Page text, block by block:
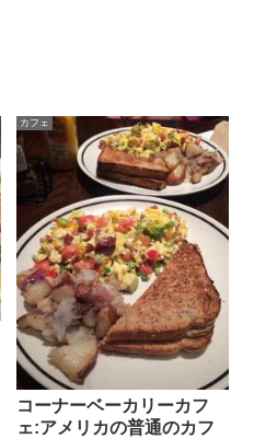
カフェ
コーナーベーカリーカフ
ェ:アメリカの普通のカフ